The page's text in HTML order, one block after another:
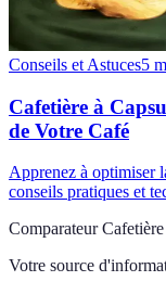
Conseils et Astuces5
Cafetière à
de Votre Café
Apprenez à optimiser
conseils pratiques et
Comparateur
Votre source